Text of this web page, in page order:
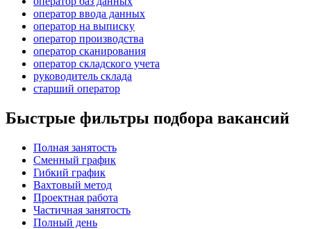
оператор ввода данных
оператор на выписку
оператор производства
оператор сканирования
оператор складского учета
руководитель склада
старший оператор
Быстрые фильтры подбора вакансий
Полная занятость
Сменный график
Гибкий график
Вахтовый метод
Проектная работа
Частичная занятость
Полный день